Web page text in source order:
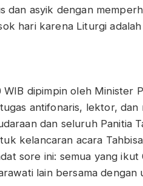
dan asyik dengan
hari karena Liturgi
dipimpin oleh Minister
antifonaris, lektor, dan
dan seluruh Panitia
kelancaran acara
sore ini: semua yang ikut
lain bersama dengan